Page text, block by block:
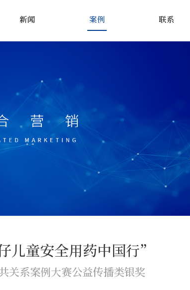
新闻 案例 联系
儿童安全用药中国行”
关系案例大赛公益传播类银奖